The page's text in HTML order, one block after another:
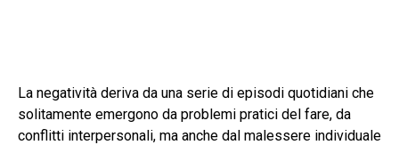
La negatività deriva da una serie di episodi quotidiani che
solitamente emergono da problemi pratici del fare, da
conflitti interpersonali, ma anche dal malessere individuale